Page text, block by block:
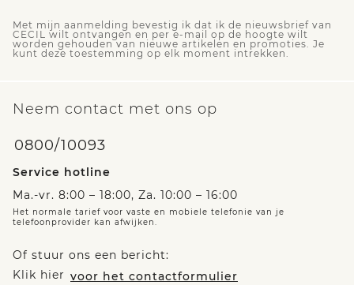
Met mijn aanmelding bevestig ik dat ik de nieuwsbrief van
CECIL wilt ontvangen en per e-mail op de hoogte wilt
worden gehouden van nieuwe artikelen en promoties. Je
kunt deze toestemming op elk moment intrekken.
Neem contact met ons op
0800/10093
Service hotline
Ma.-vr. 8:00 – 18:00, Za. 10:00 – 16:00
Het normale tarief voor vaste en mobiele telefonie van je
telefoonprovider kan afwijken.
Of stuur ons een bericht:
Klik hier voor het contactformulier